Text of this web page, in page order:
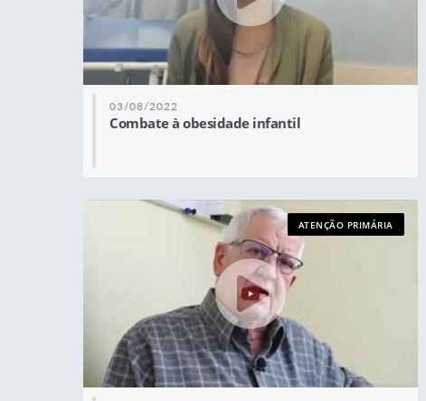
03/08/2022
Combate à obesidade infantil
ATENÇÃO PRIMÁRIA